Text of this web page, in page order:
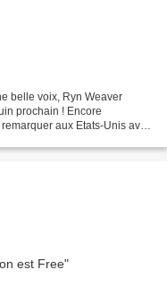
belle voix, Ryn Weaver
prochain ! Encore
aux Etats-Unis avec